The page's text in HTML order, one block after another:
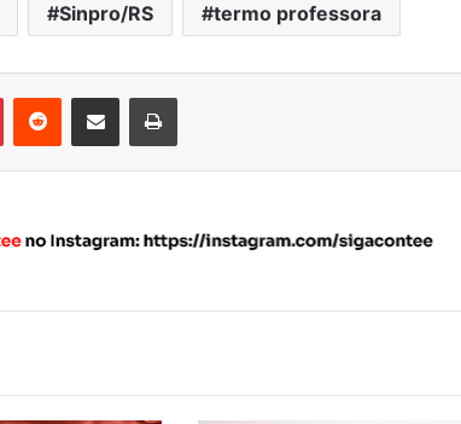
Sinpro/RS termo professora